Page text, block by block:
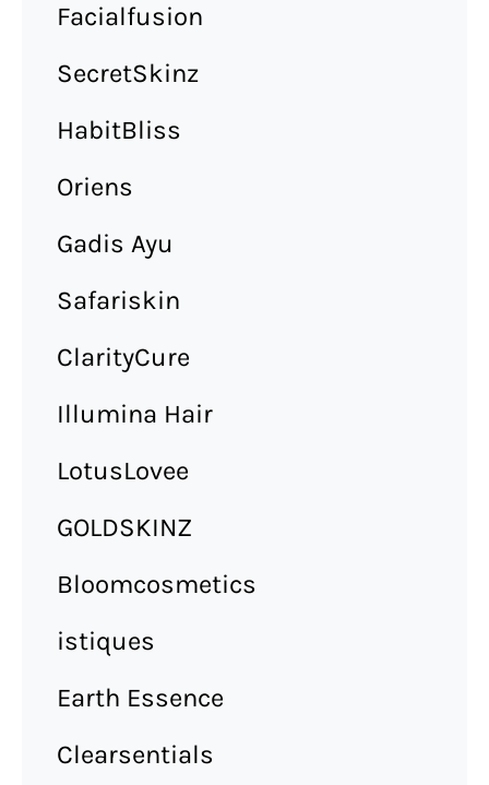
Facialfusion
SecretSkinz
HabitBliss
Oriens
Gadis Ayu
Safariskin
ClarityCure
Illumina Hair
LotusLovee
GOLDSKINZ
Bloomcosmetics
istiques
Earth Essence
Clearsentials